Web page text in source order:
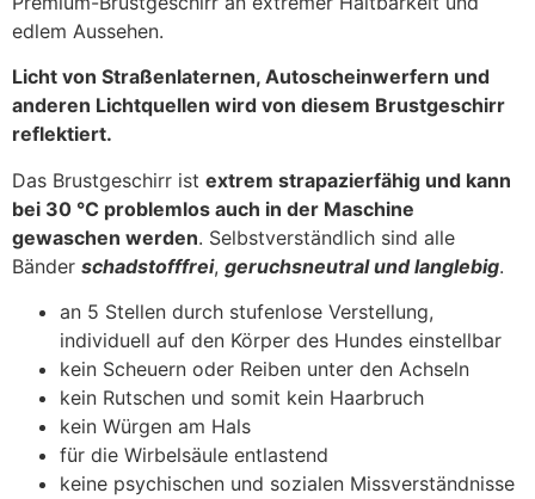
edlem Aussehen.
Licht von Straßenlaternen, Autoscheinwerfern und
anderen Lichtquellen wird von diesem Brustgeschirr
reflektiert.
Das Brustgeschirr ist extrem strapazierfähig und kann
bei 30 °C problemlos auch in der Maschine
gewaschen werden. Selbstverständlich sind alle
Bänder schadstofffrei, geruchsneutral und langlebig.
an 5 Stellen durch stufenlose Verstellung,
individuell auf den Körper des Hundes einstellbar
kein Scheuern oder Reiben unter den Achseln
kein Rutschen und somit kein Haarbruch
kein Würgen am Hals
für die Wirbelsäule entlastend
keine psychischen und sozialen Missverständnisse